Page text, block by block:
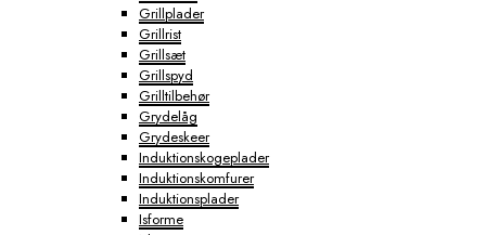
Grillplader
Grillrist
Grillsæt
Grillspyd
Grilltilbehør
Grydelåg
Grydeskeer
Induktionskogeplader
Induktionskomfurer
Induktionsplader
Isforme